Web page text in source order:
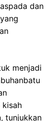
dan
menjadi
kisah
tunjukkan